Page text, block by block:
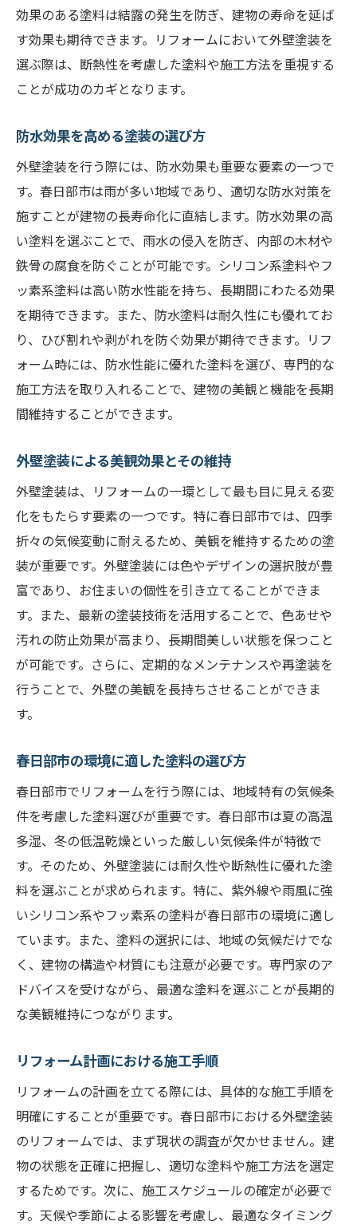
効果のある塗料は結露の発生を防ぎ、建物の寿命を延ば
す効果も期待できます。リフォームにおいて外壁塗装を
選ぶ際は、断熱性を考慮した塗料や施工方法を重視する
ことが成功のカギとなります。
防水効果を高める塗装の選び方
外壁塗装を行う際には、防水効果も重要な要素の一つで
す。春日部市は雨が多い地域であり、適切な防水対策を
施すことが建物の長寿命化に直結します。防水効果の高
い塗料を選ぶことで、雨水の侵入を防ぎ、内部の木材や
鉄骨の腐食を防ぐことが可能です。シリコン系塗料やフ
ッ素系塗料は高い防水性能を持ち、長期間にわたる効果
を期待できます。また、防水塗料は耐久性にも優れてお
り、ひび割れや剥がれを防ぐ効果が期待できます。リフ
ォーム時には、防水性能に優れた塗料を選び、専門的な
施工方法を取り入れることで、建物の美観と機能を長期
間維持することができます。
外壁塗装による美観効果とその維持
外壁塗装は、リフォームの一環として最も目に見える変
化をもたらす要素の一つです。特に春日部市では、四季
折々の気候変動に耐えるため、美観を維持するための塗
装が重要です。外壁塗装には色やデザインの選択肢が豊
富であり、お住まいの個性を引き立てることができま
す。また、最新の塗装技術を活用することで、色あせや
汚れの防止効果が高まり、長期間美しい状態を保つこと
が可能です。さらに、定期的なメンテナンスや再塗装を
行うことで、外壁の美観を長持ちさせることができま
す。
春日部市の環境に適した塗料の選び方
春日部市でリフォームを行う際には、地域特有の気候条
件を考慮した塗料選びが重要です。春日部市は夏の高温
多湿、冬の低温乾燥といった厳しい気候条件が特徴で
す。そのため、外壁塗装には耐久性や断熱性に優れた塗
料を選ぶことが求められます。特に、紫外線や雨風に強
いシリコン系やフッ素系の塗料が春日部市の環境に適し
ています。また、塗料の選択には、地域の気候だけでな
く、建物の構造や材質にも注意が必要です。専門家のア
ドバイスを受けながら、最適な塗料を選ぶことが長期的
な美観維持につながります。
リフォーム計画における施工手順
リフォームの計画を立てる際には、具体的な施工手順を
明確にすることが重要です。春日部市における外壁塗装
のリフォームでは、まず現状の調査が欠かせません。建
物の状態を正確に把握し、適切な塗料や施工方法を選定
するためです。次に、施工スケジュールの確定が必要で
す。天候や季節による影響を考慮し、最適なタイミング